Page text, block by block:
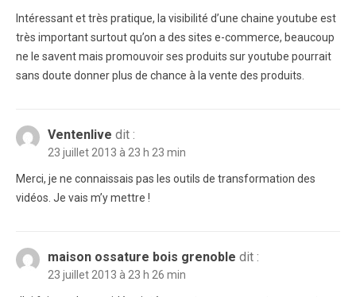
Intéressant et très pratique, la visibilité d’une chaine youtube est
très important surtout qu’on a des sites e-commerce, beaucoup
ne le savent mais promouvoir ses produits sur youtube pourrait
sans doute donner plus de chance à la vente des produits.
Ventenlive dit :
23 juillet 2013 à 23 h 23 min
Merci, je ne connaissais pas les outils de transformation des
vidéos. Je vais m’y mettre !
maison ossature bois grenoble dit :
23 juillet 2013 à 23 h 26 min